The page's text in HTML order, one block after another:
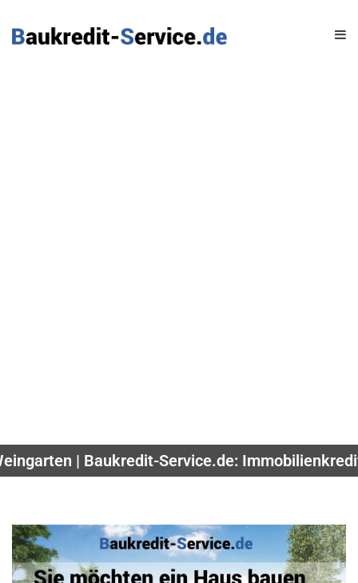
| Baukredit-Service.de: